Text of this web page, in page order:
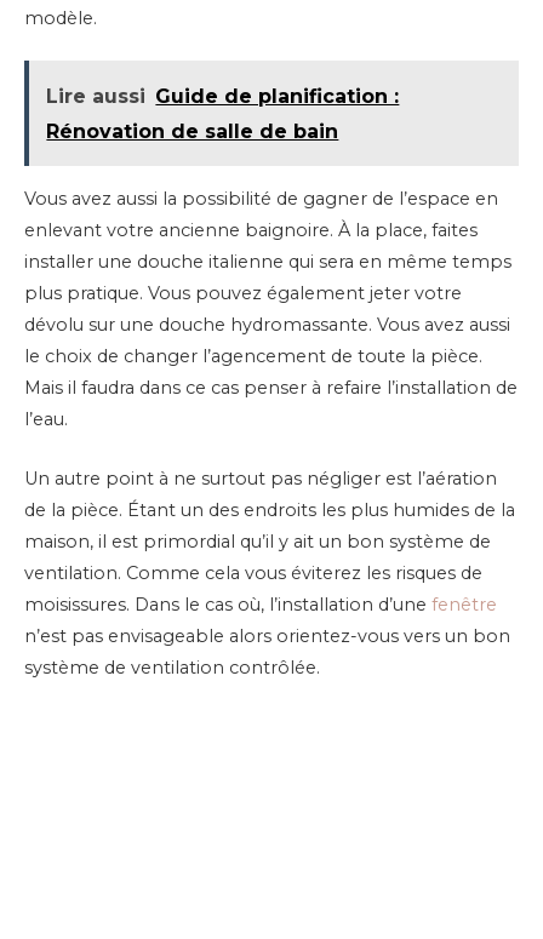
modèle.
Lire aussi Guide de planification :
Rénovation de salle de bain
Vous avez aussi la possibilité de gagner de l’espace en
enlevant votre ancienne baignoire. À la place, faites
installer une douche italienne qui sera en même temps
plus pratique. Vous pouvez également jeter votre
dévolu sur une douche hydromassante. Vous avez aussi
le choix de changer l’agencement de toute la pièce.
Mais il faudra dans ce cas penser à refaire l’installation de
l’eau.
Un autre point à ne surtout pas négliger est l’aération
de la pièce. Étant un des endroits les plus humides de la
maison, il est primordial qu’il y ait un bon système de
ventilation. Comme cela vous éviterez les risques de
moisissures. Dans le cas où, l’installation d’une fenêtre
n’est pas envisageable alors orientez-vous vers un bon
système de ventilation contrôlée.